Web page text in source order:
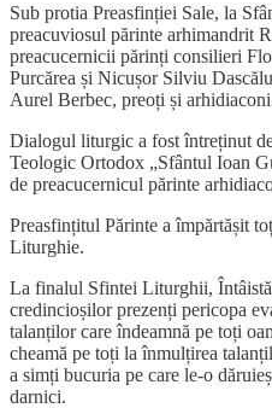
Sub protia Preasfinției Sale, la
preacuviosul părinte arhimandrit
preacucernicii părinți consilieri
Purcărea și Nicușor Silviu
Aurel Berbec, preoți și
Dialogul liturgic a fost întreținut
Teologic Ortodox „Sfântul Ioan
de preacucernicul părinte
Preasfințitul Părinte a împărtășit
Liturghie.
La finalul Sfintei Liturghii,
credincioșilor prezenți pericopa
talanților care îndeamnă pe toți
cheamă pe toți la înmulțirea
a simți bucuria pe care le-o
darnici.